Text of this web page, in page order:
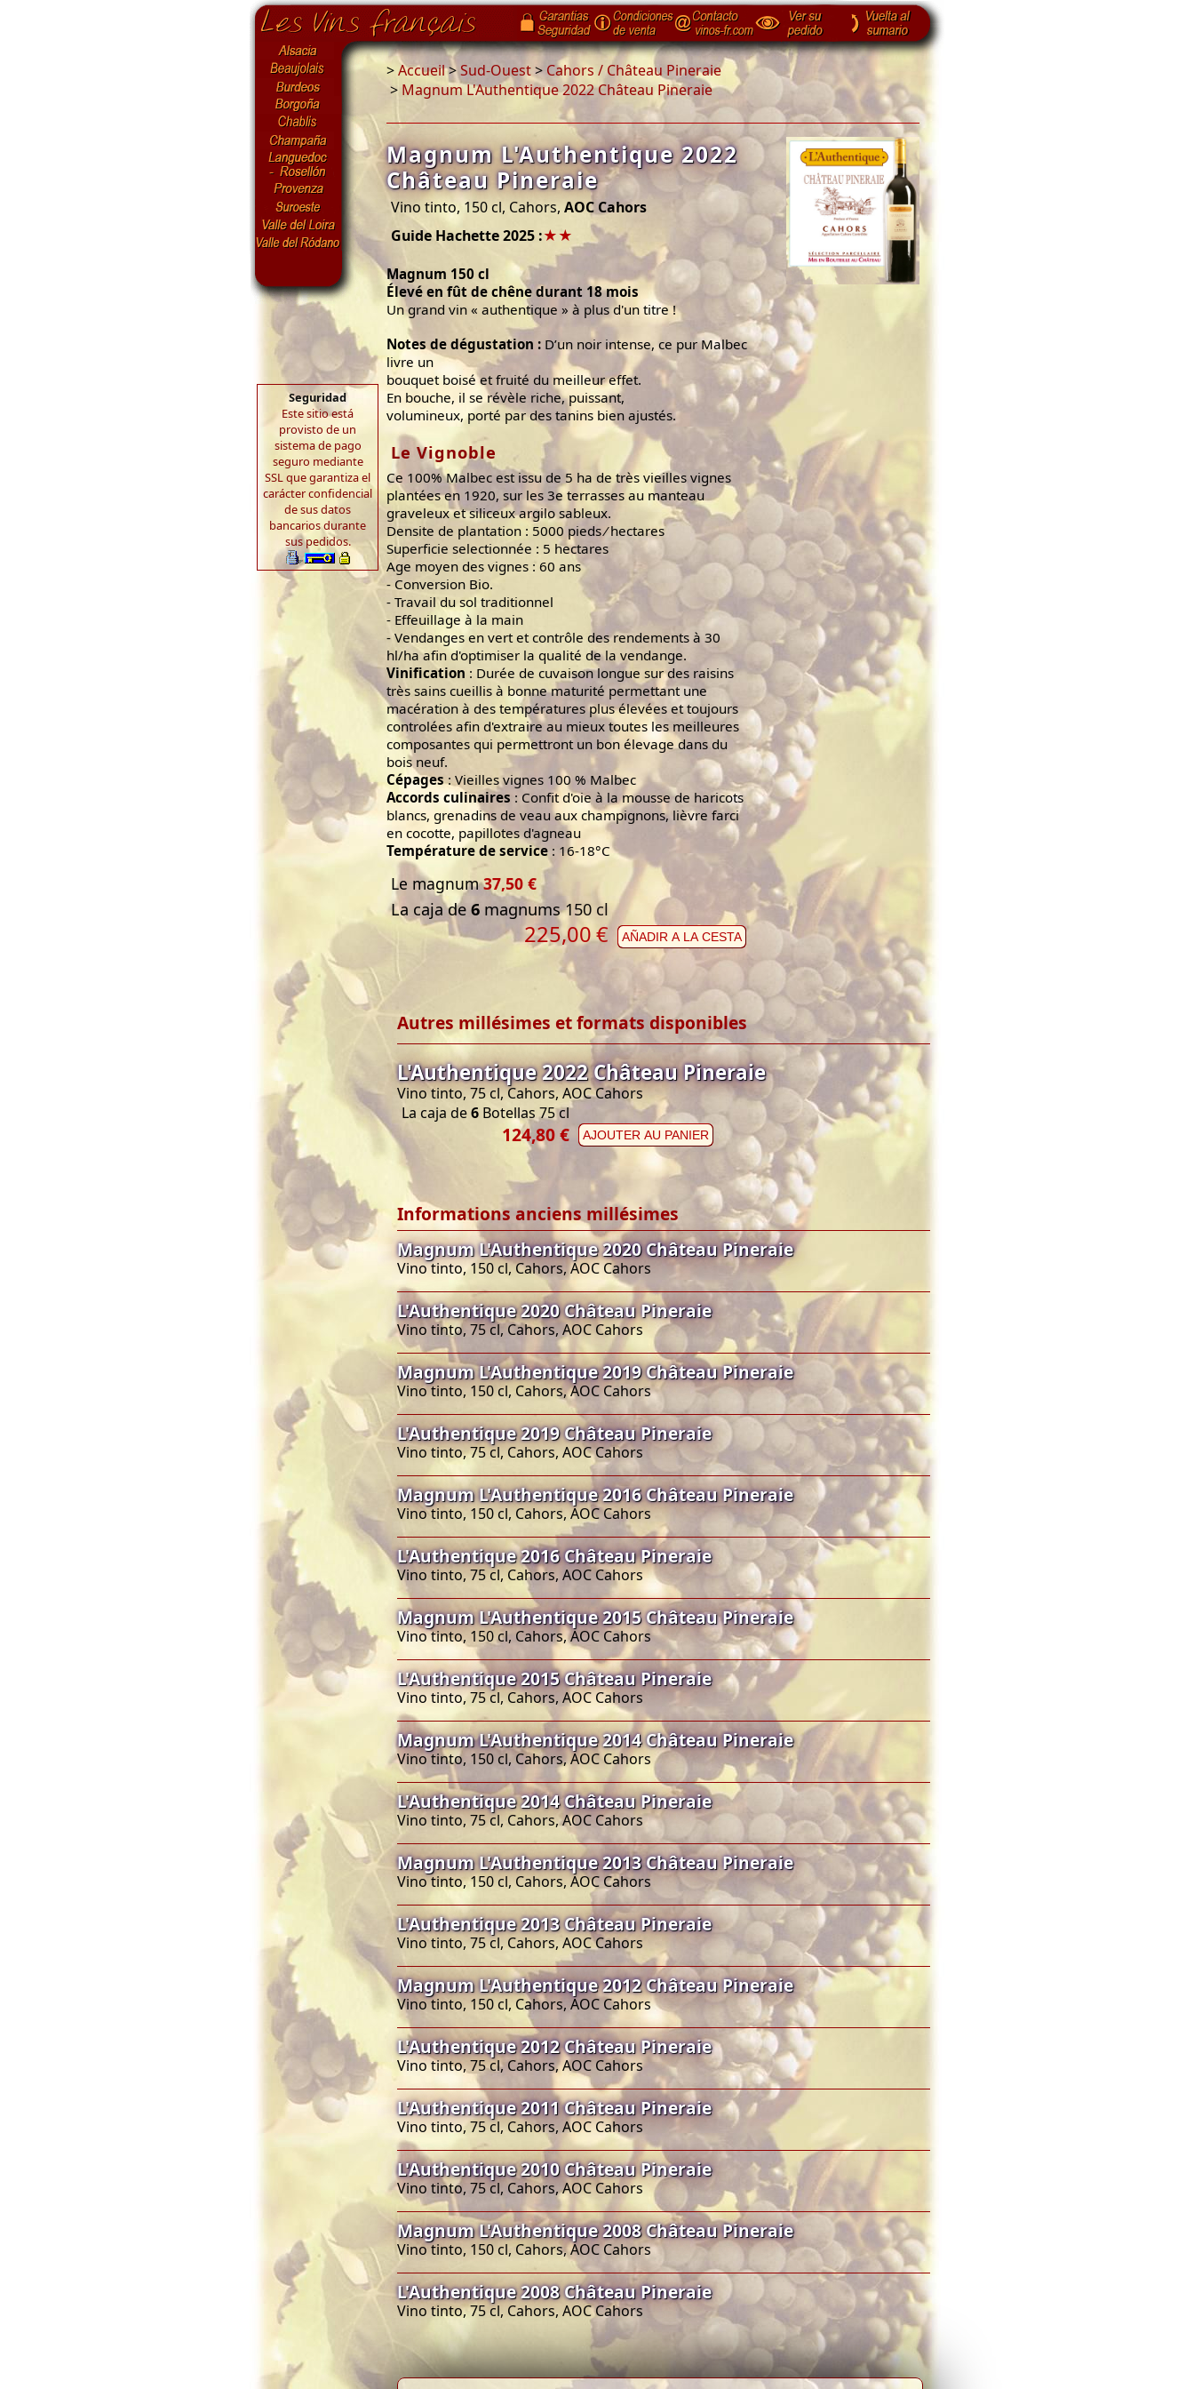
Seguridad
Este sitio está
provisto de un
sistema de pago
seguro mediante
SSL que garantiza el
carácter confidencial
de sus datos
bancarios durante
sus pedidos.
>Accueil>Sud-Ouest> Cahors / Château Pineraie
> Magnum L'Authentique 2022 Château Pineraie
Magnum L'Authentique 2022
Château Pineraie
Vino tinto, 150 cl, Cahors, AOC Cahors
Guide Hachette 2025 :★★
Magnum 150 cl
Élevé en fût de chêne durant 18 mois
Un grand vin « authentique » à plus d'un titre !
Notes de dégustation : D’un noir intense, ce pur Malbec
livre un
bouquet boisé et fruité du meilleur effet.
En bouche, il se révèle riche, puissant,
volumineux, porté par des tanins bien ajustés.
Le Vignoble
Ce 100% Malbec est issu de 5 ha de très vieilles vignes
plantées en 1920, sur les 3e terrasses au manteau
graveleux et siliceux argilo sableux.
Densite de plantation : 5000 pieds ⁄ hectares
Superficie selectionnée : 5 hectares
Age moyen des vignes : 60 ans
- Conversion Bio.
- Travail du sol traditionnel
- Effeuillage à la main
- Vendanges en vert et contrôle des rendements à 30
hl/ha afin d'optimiser la qualité de la vendange.
Vinification : Durée de cuvaison longue sur des raisins
très sains cueillis à bonne maturité permettant une
macération à des températures plus élevées et toujours
controlées afin d'extraire au mieux toutes les meilleures
composantes qui permettront un bon élevage dans du
bois neuf.
Cépages : Vieilles vignes 100 % Malbec
Accords culinaires : Confit d'oie à la mousse de haricots
blancs, grenadins de veau aux champignons, lièvre farci
en cocotte, papillotes d'agneau
Température de service : 16-18°C
Le magnum37,50 €
La caja de 6 magnums 150 cl
225,00€ AÑADIR A LA CESTA
Autres millésimes et formats disponibles
L'Authentique 2022 Château Pineraie
Vino tinto, 75 cl, Cahors, AOC Cahors
La caja de6 Botellas 75 cl
124,80 € AJOUTER AU PANIER
Informations anciens millésimes
Magnum L'Authentique 2020 Château Pineraie
Vino tinto, 150 cl, Cahors, AOC Cahors
L'Authentique 2020 Château Pineraie
Vino tinto, 75 cl, Cahors, AOC Cahors
Magnum L'Authentique 2019 Château Pineraie
Vino tinto, 150 cl, Cahors, AOC Cahors
L'Authentique 2019 Château Pineraie
Vino tinto, 75 cl, Cahors, AOC Cahors
Magnum L'Authentique 2016 Château Pineraie
Vino tinto, 150 cl, Cahors, AOC Cahors
L'Authentique 2016 Château Pineraie
Vino tinto, 75 cl, Cahors, AOC Cahors
Magnum L'Authentique 2015 Château Pineraie
Vino tinto, 150 cl, Cahors, AOC Cahors
L'Authentique 2015 Château Pineraie
Vino tinto, 75 cl, Cahors, AOC Cahors
Magnum L'Authentique 2014 Château Pineraie
Vino tinto, 150 cl, Cahors, AOC Cahors
L'Authentique 2014 Château Pineraie
Vino tinto, 75 cl, Cahors, AOC Cahors
Magnum L'Authentique 2013 Château Pineraie
Vino tinto, 150 cl, Cahors, AOC Cahors
L'Authentique 2013 Château Pineraie
Vino tinto, 75 cl, Cahors, AOC Cahors
Magnum L'Authentique 2012 Château Pineraie
Vino tinto, 150 cl, Cahors, AOC Cahors
L'Authentique 2012 Château Pineraie
Vino tinto, 75 cl, Cahors, AOC Cahors
L'Authentique 2011 Château Pineraie
Vino tinto, 75 cl, Cahors, AOC Cahors
L'Authentique 2010 Château Pineraie
Vino tinto, 75 cl, Cahors, AOC Cahors
Magnum L'Authentique 2008 Château Pineraie
Vino tinto, 150 cl, Cahors, AOC Cahors
L'Authentique 2008 Château Pineraie
Vino tinto, 75 cl, Cahors, AOC Cahors